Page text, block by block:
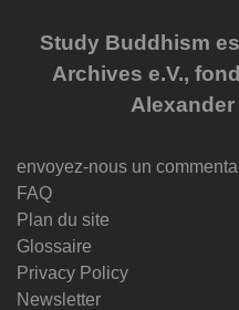
Study Buddhism
Archives e.V.,
Alexander
envoyez-nous un
FAQ
Plan du site
Glossaire
Privacy Policy
Newsletter